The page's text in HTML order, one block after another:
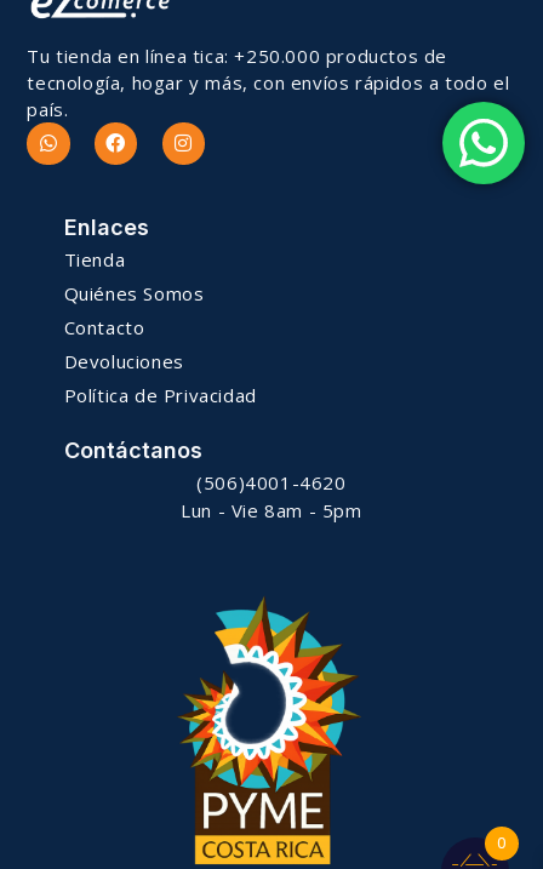
Tu tienda en línea tica: +250.000 productos de
tecnología, hogar y más, con envíos rápidos a todo el
país.
Enlaces
Tienda
Quiénes Somos
Contacto
Devoluciones
Política de Privacidad
Contáctanos
(506)4001-4620
Lun - Vie 8am - 5pm
0